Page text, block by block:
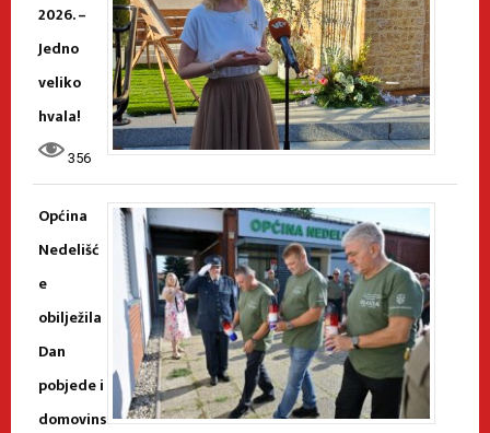
2026. –
Jedno
veliko
hvala!
356
Općina
Nedelišć
e
obilježila
Dan
pobjede i
domovins